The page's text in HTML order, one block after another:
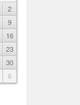
2
9
16
23
30
6